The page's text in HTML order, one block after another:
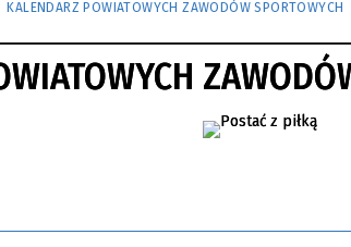
KALENDARZ POWIATOWYCH ZAWODÓW SPORTOWYCH